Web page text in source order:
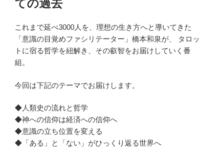
ての過去
これまで延べ3000人を、理想の生き方へと導いてきた
「意識の目覚めファシリテーター」橋本和泉が、 タロッ
トに宿る哲学を紐解き、その叡智をお届けしていく番
組。
今回は下記のテーマでお届けします。
◆人類史の流れと哲学
◆神への信仰は経済への信仰へ
◆意識の立ち位置を変える
◆「ある」と「ない」がひっくり返る世界へ